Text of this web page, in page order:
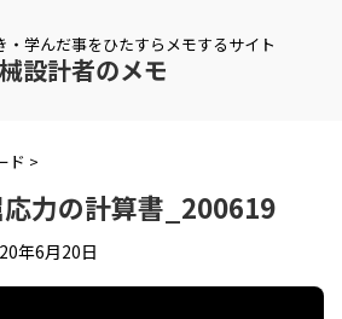
・学んだ事をひたすらメモするサイト
設計者のメモ
ド >
力の計算書_200619
年6月20日